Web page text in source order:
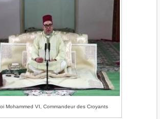
Mohammed VI, Commandeur des Croyants